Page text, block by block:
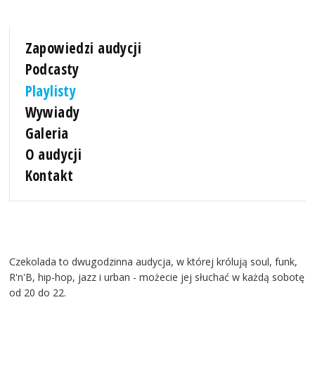
Zapowiedzi audycji
Podcasty
Playlisty
Wywiady
Galeria
O audycji
Kontakt
Czekolada to dwugodzinna audycja, w której królują soul, funk,
R'n'B, hip-hop, jazz i urban - możecie jej słuchać w każdą sobotę
od 20 do 22.